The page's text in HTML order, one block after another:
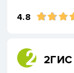
4.8
2ГИС